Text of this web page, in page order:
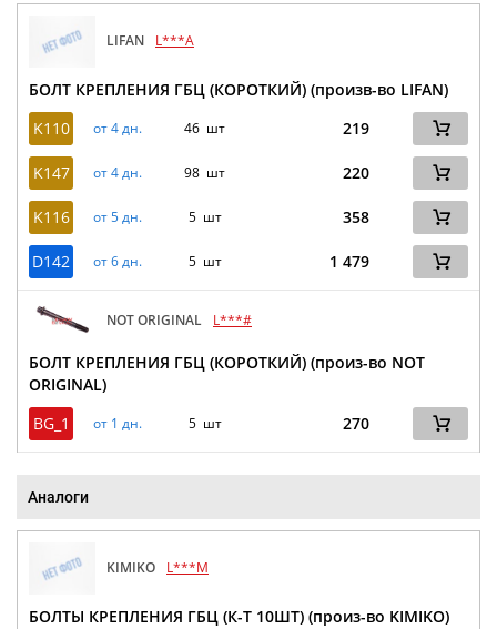
LIFAN L***A
БОЛТ КРЕПЛЕНИЯ ГБЦ (КОРОТКИЙ) (произв-во LIFAN)
K110
от 4 дн. 46 шт 219
K147 от 4 дн. 98 шт 220
K116 от 5 дн. 5 шт 358
D142 от 6 дн. 5 шт 1 479
NOT ORIGINAL L***#
БОЛТ КРЕПЛЕНИЯ ГБЦ (КОРОТКИЙ) (произ-во NOT
ORIGINAL)
BG_1
от 1 дн. 5 шт 270
Аналоги
KIMIKO L***M
БОЛТЫ КРЕПЛЕНИЯ ГБЦ (К-Т 10ШТ) (произ-во KIMIKO)